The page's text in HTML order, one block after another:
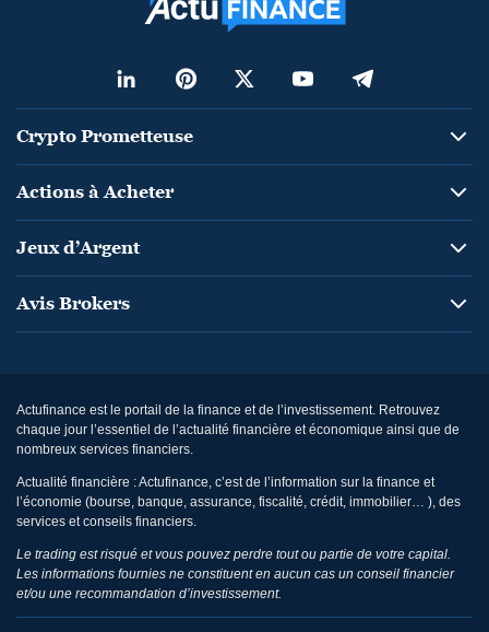
Crypto Prometteuse
Actions à Acheter
Jeux d’Argent
Avis Brokers
Actufinance est le portail de la finance et de l’investissement. Retrouvez
chaque jour l’essentiel de l’actualité financière et économique ainsi que de
nombreux services financiers.
Actualité financière : Actufinance, c’est de l’information sur la finance et
l’économie (bourse, banque, assurance, fiscalité, crédit, immobilier… ), des
services et conseils financiers.
Le trading est risqué et vous pouvez perdre tout ou partie de votre capital.
Les informations fournies ne constituent en aucun cas un conseil financier
et/ou une recommandation d’investissement.